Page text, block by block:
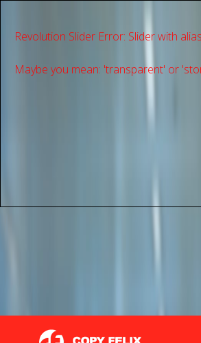
Revolution Slider Error: Slider with alias
Maybe you mean: 'transparent' or